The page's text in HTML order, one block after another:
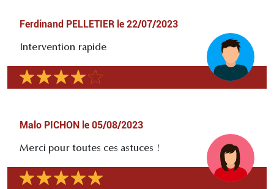
Ferdinand PELLETIER le 22/07/2023
Intervention rapide
Malo PICHON le 05/08/2023
Merci pour toutes ces astuces !